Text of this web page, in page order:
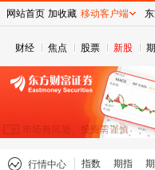
财经 焦点 股票 新股
行情中心 指数 期指
网站首页 加收藏 移动客户端